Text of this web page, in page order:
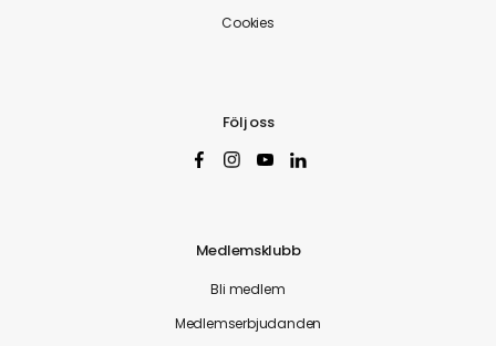
Cookies
Följ oss
Medlemsklubb
Bli medlem
Medlemserbjudanden